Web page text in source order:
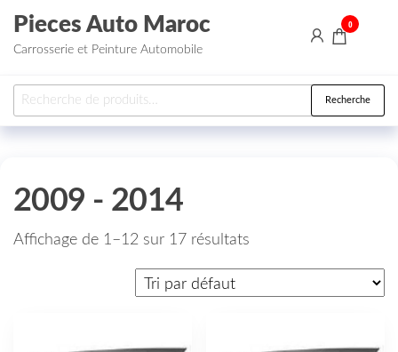
Aller au contenu
Pieces Auto Maroc
Carrosserie et Peinture Automobile
0
Recherche pour : Recherche
2009 - 2014
Affichage de 1–12 sur 17 résultats